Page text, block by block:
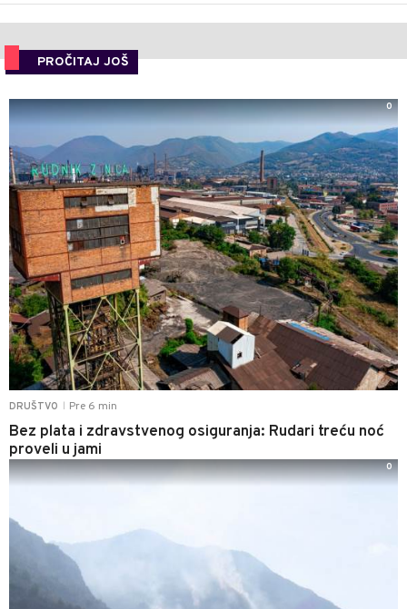
PROČITAJ JOŠ
DRUŠTVO Pre 6 min
Bez plata i zdravstvenog osiguranja: Rudari treću noć
proveli u jami
0
0